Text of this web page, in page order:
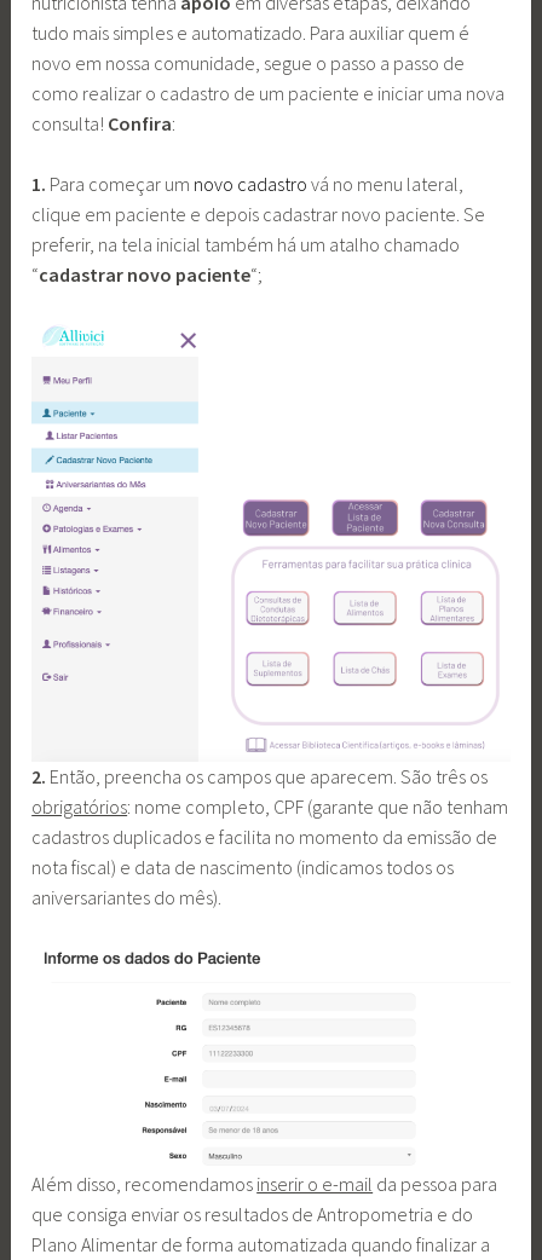
tudo mais simples e automatizado. Para auxiliar quem é
novo em nossa comunidade, segue o passo a passo de
como realizar o cadastro de um paciente e iniciar uma nova
consulta! Confira:
1. Para começar um novo cadastrová no menu lateral,
clique em paciente e depois cadastrar novo paciente. Se
preferir, na tela inicial também há um atalho chamado
“cadastrar novo paciente“;
2. Então, preencha os campos que aparecem. São três os
obrigatórios: nome completo, CPF (garante que não tenham
cadastros duplicados e facilita no momento da emissão de
nota fiscal) e data de nascimento (indicamos todos os
aniversariantes do mês).
Além disso, recomendamos inserir o e-mail da pessoa para
que consiga enviar os resultados de Antropometria e do
Plano Alimentar de forma automatizada quando finalizar a